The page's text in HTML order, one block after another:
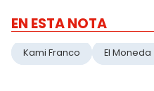
EN ESTA NOTA
Kami Franco El Moneda